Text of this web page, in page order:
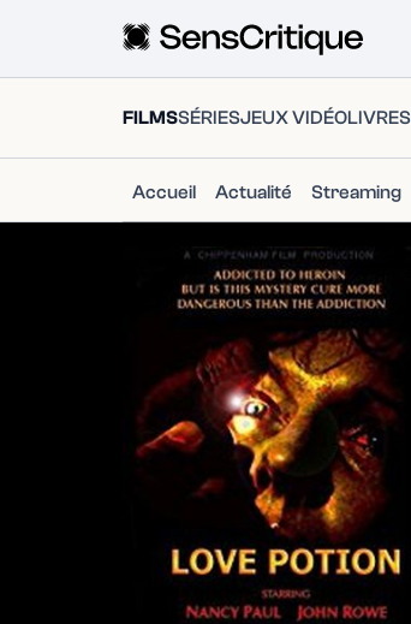
FILMSSÉRIESJEUX VIDÉOLIVRES
Accueil Actualité Streaming